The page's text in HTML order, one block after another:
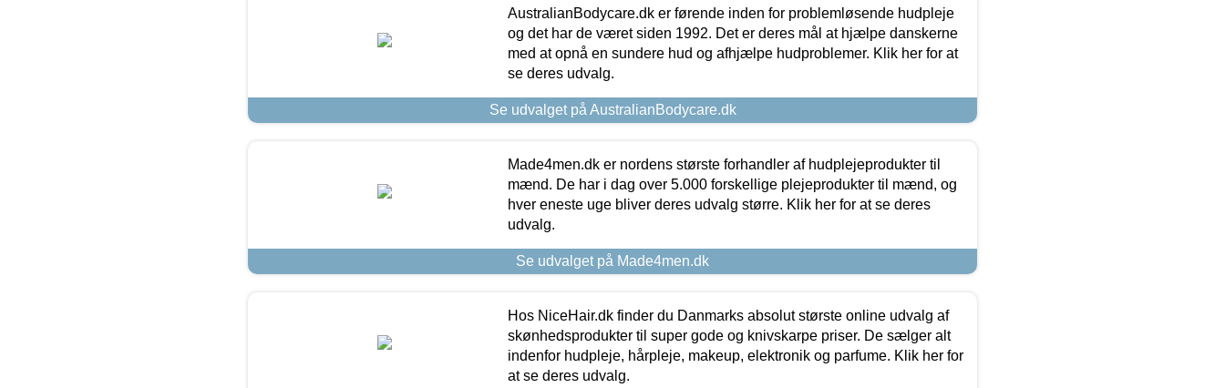
AustralianBodycare.dk er førende inden for problemløsende hudpleje
og det har de været siden 1992. Det er deres mål at hjælpe danskerne
med at opnå en sundere hud og afhjælpe hudproblemer. Klik her for at
se deres udvalg.
Se udvalget på AustralianBodycare.dk
Made4men.dk er nordens største forhandler af hudplejeprodukter til
mænd. De har i dag over 5.000 forskellige plejeprodukter til mænd, og
hver eneste uge bliver deres udvalg større. Klik her for at se deres
udvalg.
Se udvalget på Made4men.dk
Hos NiceHair.dk finder du Danmarks absolut største online udvalg af
skønhedsprodukter til super gode og knivskarpe priser. De sælger alt
indenfor hudpleje, hårpleje, makeup, elektronik og parfume. Klik her for
at se deres udvalg.